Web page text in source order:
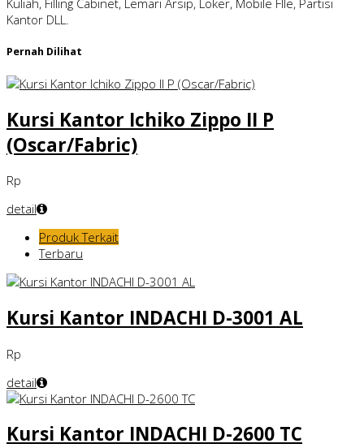
Kuliah, Filling Cabinet, Lemari Arsip, Loker, Mobile FIle, Partisi
Kantor DLL.
Pernah Dilihat
Kursi Kantor Ichiko Zippo II P
(Oscar/Fabric)
Rp
detail
Produk Terkait
Terbaru
Kursi Kantor INDACHI D-3001 AL
Rp
detail
Kursi Kantor INDACHI D-2600 TC